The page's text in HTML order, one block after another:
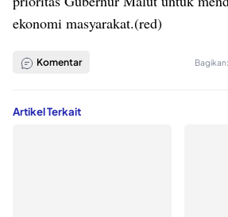
ekonomi masyarakat.(red)
Komentar Bagikan:
Artikel Terkait